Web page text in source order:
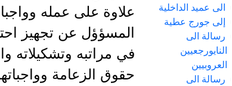
الى عميد الداخلية
إلى جورج عطية
رسالة الى
النايورجعيين
العروبيين
رسالة الى
علاوة على عمله
المسؤؤل عن تجهيز
في مراتبه وتشكيلاته
حقوق الزعامة